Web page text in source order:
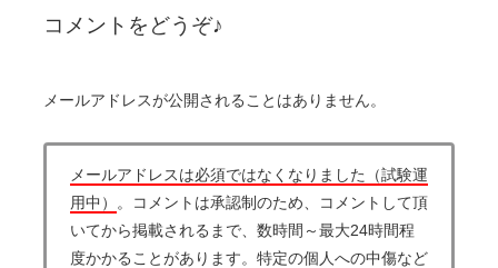
コメントをどうぞ♪
メールアドレスが公開されることはありません。
メールアドレスは必須ではなくなりました（試験運
用中）
。コメントは承認制のため、コメントして頂
いてから掲載されるまで、数時間～最大24時間程
度かかることがあります。特定の個人への中傷など